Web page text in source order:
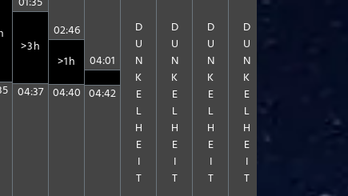
>3h
04:37
02:46
>1h
04:40
04:01
04:42
D
U
N
K
E
L
H
E
I
T
D
U
N
K
E
L
H
E
I
T
D
U
N
K
E
L
H
E
I
T
D
U
N
K
E
L
H
E
I
T